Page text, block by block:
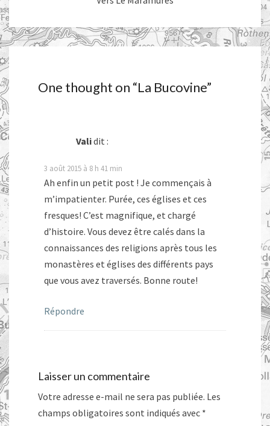
One thought on “La Bucovine”
Validit :
3 août 2015 à 8 h 41 min
Ah enfin un petit post ! Je commençais à
m’impatienter. Purée, ces églises et ces
fresques! C’est magnifique, et chargé
d’histoire. Vous devez être calés dans la
connaissances des religions après tous les
monastères et églises des différents pays
que vous avez traversés. Bonne route!
Répondre
Laisser un commentaire
Votre adresse e-mail ne sera pas publiée. Les
champs obligatoires sont indiqués avec *